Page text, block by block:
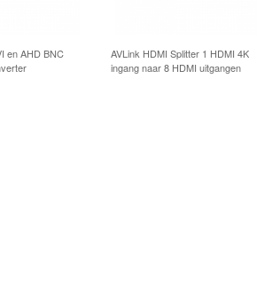
en AHD BNC
AVLink HDMI Splitter 1 HDMI 4K
ingang naar 8 HDMI uitgangen